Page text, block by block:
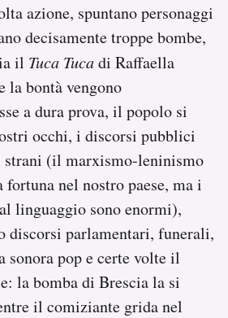
azione, spuntano personaggi
decisamente troppe bombe,
il Tuca Tucadi Raffaella
la bontà vengono
a dura prova, il popolo si
occhi, i discorsi pubblici
strani (il marxismo-leninismo
nel nostro paese, ma i
linguaggio sono enormi),
discorsi parlamentari, funerali,
sonora pop e certe volte il
la bomba di Brescia la si
il comiziante grida nel